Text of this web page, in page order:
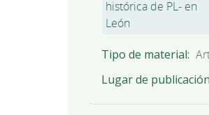
Tipo de material
Lugar de publicación